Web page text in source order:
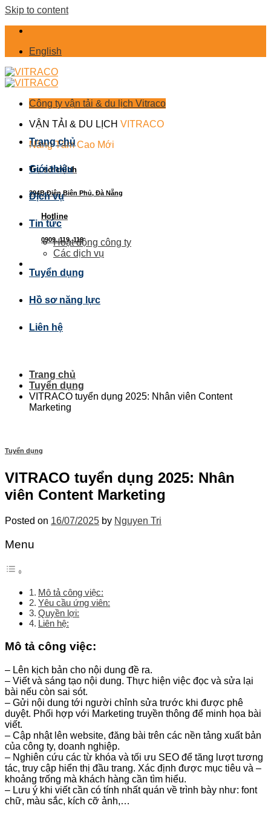
Skip to content
English
Công ty vận tải & du lịch Vitraco
VẬN TẢI & DU LỊCH VITRACO
Nâng Tầm Cao Mới
Trụ sở chính
394B Điện Biên Phủ, Đà Nẵng
Hotline
0909. 119. 119
Trang chủ
Giới thiệu
Dịch vụ
Tin tức
Hoạt động công ty
Các dịch vụ
Tuyển dụng
Hồ sơ năng lực
Liên hệ
Trang chủ
Tuyển dụng
VITRACO tuyển dụng 2025: Nhân viên Content
Marketing
Tuyển dụng
VITRACO tuyển dụng 2025: Nhân
viên Content Marketing
Posted on 16/07/2025 by Nguyen Tri
Menu
Mô tả công việc:
Yêu cầu ứng viên:
Quyền lợi:
Liên hệ:
Mô tả công việc:
– Lên kịch bản cho nội dung đề ra.
– Viết và sáng tạo nội dung. Thực hiện việc đọc và sửa lại
bài nếu còn sai sót.
– Gửi nội dung tới người chỉnh sửa trước khi được phê
duyệt. Phối hợp với Marketing truyền thông để minh họa bài
viết.
– Cập nhật lên website, đăng bài trên các nền tảng xuất bản
của công ty, doanh nghiệp.
– Nghiên cứu các từ khóa và tối ưu SEO để tăng lượt tương
tác, truy cập hiển thị đầu trang. Xác định được mục tiêu và –
khoảng trống mà khách hàng cần tìm hiểu.
– Lưu ý khi viết cần có tính nhất quán về trình bày như: font
chữ, màu sắc, kích cỡ ảnh,…